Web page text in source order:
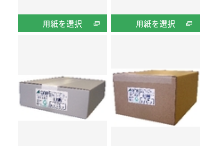
用紙を選択 用紙を選択